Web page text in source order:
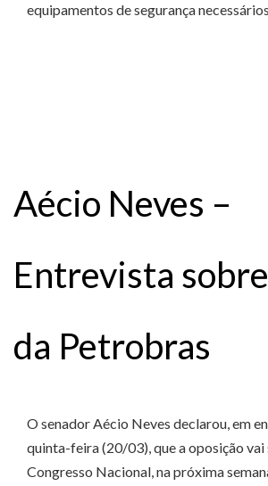
equipamentos de segurança
Aécio Neves –
Entrevista
da Petrobras
O senador Aécio Neves declarou, em
quinta-feira (20/03), que a oposição vai
Congresso Nacional, na próxima